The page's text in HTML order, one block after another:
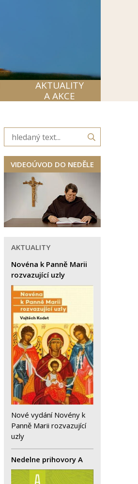
AKTUALITY
A AKCE
VIDEOÚVOD DO NEDĚLE
AKTUALITY
Novéna k Panně Marii
rozvazující uzly
Nové vydání Novény k
Panně Marii rozvazující
uzly
Nedelne prihovory A